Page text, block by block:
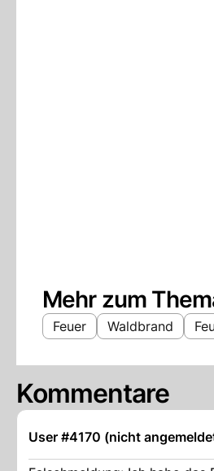
Mehr zum
Feuer Waldbrand
Kommentare
User #4170 (nicht